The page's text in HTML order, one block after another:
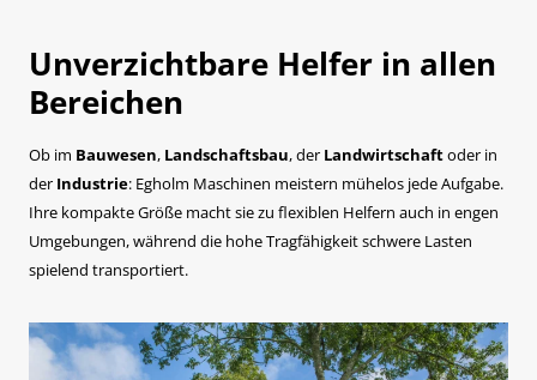
Unverzichtbare Helfer in allen
Bereichen
Ob im Bauwesen, Landschaftsbau, der Landwirtschaftoder in
der Industrie: Egholm Maschinen meistern mühelos jede Aufgabe.
Ihre kompakte Größe macht sie zu flexiblen Helfern auch in engen
Umgebungen, während die hohe Tragfähigkeit schwere Lasten
spielend transportiert.